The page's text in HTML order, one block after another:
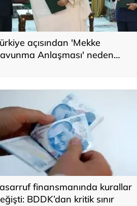
açısından 'Mekke
Anlaşması' neden
finansmanında kurallar
BDDK’dan kritik sınır